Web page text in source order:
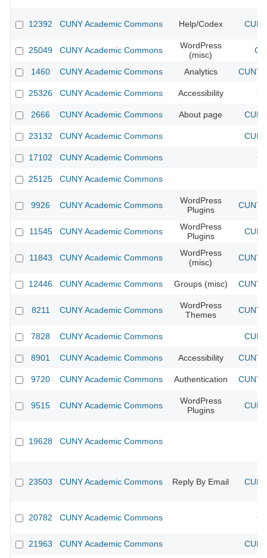
12392 CUNY Academic Commons Help/Codex
25049 CUNY Academic Commons
WordPress
(misc)
1460 CUNY Academic Commons Analytics CUNY
25326 CUNY Academic Commons Accessibility
2666 CUNY Academic Commons About page
23132 CUNY Academic Commons
17102 CUNY Academic Commons
25125 CUNY Academic Commons
9926 CUNY Academic Commons
WordPress
Plugins
CUNY
11545 CUNY Academic Commons
WordPress
Plugins
11843 CUNY Academic Commons
WordPress
(misc)
CUNY
12446 CUNY Academic Commons Groups (misc) CUNY
8211 CUNY Academic Commons
WordPress
Themes
CUNY
7828 CUNY Academic Commons
8901 CUNY Academic Commons Accessibility CUNY
9720 CUNY Academic Commons Authentication CUNY
9515 CUNY Academic Commons
WordPress
Plugins
19628 CUNY Academic Commons
23503 CUNY Academic Commons Reply By Email
20782 CUNY Academic Commons
21963 CUNY Academic Commons